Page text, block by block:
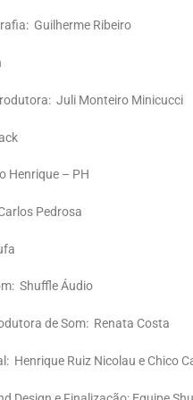
Guilherme Ribeiro
Juli Monteiro Minicucci
Henrique – PH
Pedrosa
Shuffle Áudio
de Som: Renata Costa
Henrique Ruiz Nicolau e Chico